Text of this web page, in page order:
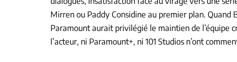
Mirren ou Paddy Considine au premier plan.
Paramount aurait privilégié le maintien de l’équipe
l’acteur, ni Paramount+, ni 101 Studios n’ont